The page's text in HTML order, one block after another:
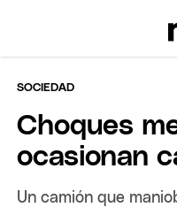
SOCIEDAD
Choques
ocasionan
Un camión que